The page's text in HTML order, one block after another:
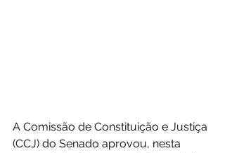
A Comissão de Constituição e Justiça
(CCJ) do Senado aprovou, nesta